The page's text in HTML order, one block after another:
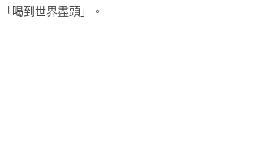
「喝到世界盡頭」。